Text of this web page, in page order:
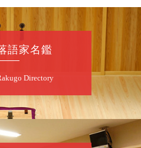
（土）
力造 二人会
昭和任侠伝」「天王寺詣り」
郎」「本膳」／桂二豆「開口
（9時30分
開場 ）
日 2,500円
介・力造 二人会事務局 090-
語家名鑑
Directory